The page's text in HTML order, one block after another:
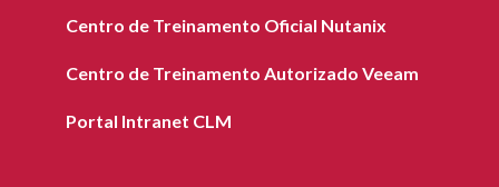
Centro de Treinamento Oficial Nutanix
Centro de Treinamento Autorizado Veeam
Portal Intranet CLM